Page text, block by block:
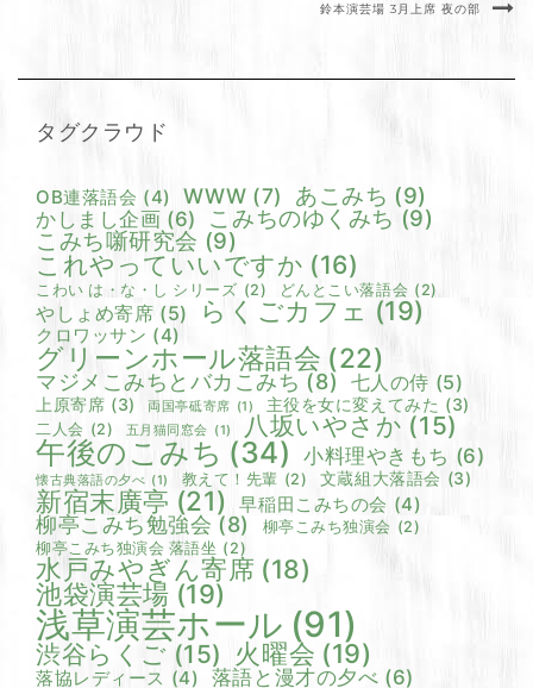
鈴本演芸場 3月上席 夜の部
タグクラウド
OB連落語会 (4) WWW (7) あこみち (9)
かしまし企画 (6) こみちのゆくみち (9)
こみち噺研究会 (9)
これやっていいですか (16)
こわい は・な・し シリーズ (2) どんとこい落語会 (2)
やしょめ寄席 (5) らくごカフェ (19)
クロワッサン (4)
グリーンホール落語会 (22)
マジメこみちとバカこみち (8) 七人の侍 (5)
上原寄席 (3) 両国亭砥寄席 (1) 主役を女に変えてみた (3)
二人会 (2) 五月猫同窓会 (1) 八坂いやさか (15)
午後のこみち (34) 小料理やきもち (6)
懐古典落語の夕べ (1) 教えて！先輩 (2) 文蔵組大落語会 (3)
新宿末廣亭 (21) 早稲田こみちの会 (4)
柳亭こみち勉強会 (8) 柳亭こみち独演会 (2)
柳亭こみち独演会 落語坐 (2)
水戸みやぎん寄席 (18)
池袋演芸場 (19)
浅草演芸ホール (91)
渋谷らくご (15) 火曜会 (19)
落協レディース (4) 落語と漫才の夕べ (6)